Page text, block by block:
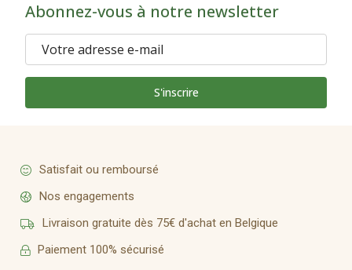
Abonnez-vous à notre newsletter
S'inscrire
Satisfait ou remboursé
Nos engagements
Livraison gratuite dès 75€ d'achat en Belgique
Paiement 100% sécurisé